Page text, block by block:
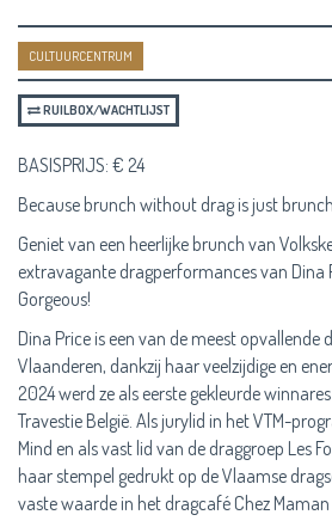
CULTUURCENTRUM
RUILBOX/WACHTLIJST
BASISPRIJS: € 24
Because brunch without drag is just brunch.
Geniet van een heerlijke brunch van
extravagante dragperformances van Dina
Gorgeous!
Dina Price is een van de meest opvallende
Vlaanderen, dankzij haar veelzijdige en
2024 werd ze als eerste gekleurde
Travestie België. Als jurylid in het VTM-
Mind en als vast lid van de draggroep Les
haar stempel gedrukt op de Vlaamse
vaste waarde in het dragcafé Chez Maman